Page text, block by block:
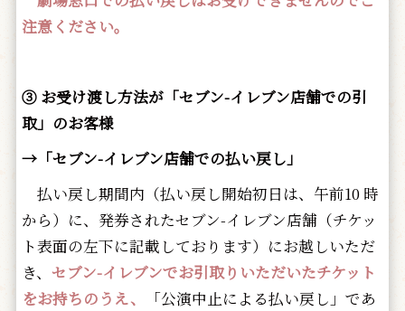
注意ください。
③ お受け渡し方法が「セブン-イレブン店舗での引
取」のお客様
→「セブン-イレブン店舗での払い戻し」
払い戻し期間内（払い戻し開始初日は、午前10 時
から）に、発券されたセブン-イレブン店舗（チケッ
ト表面の左下に記載しております）にお越しいただ
き、 セブン-イレブンでお引取りいただいたチケット
をお持ちのうえ、
「公演中止による払い戻し」であ